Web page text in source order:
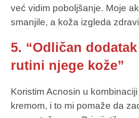
već vidim poboljšanje. Moje
smanjile, a koža izgleda
5. “Odličan
rutini njege kože”
Koristim Acnosin u
kremom, i to mi pomaže da